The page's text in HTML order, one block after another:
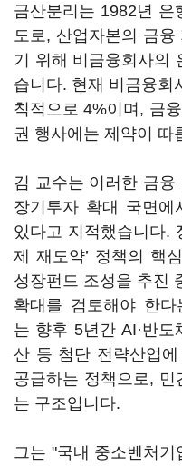
금산분리는 1982년 은
도로, 산업자본의 금
기 위해 비금융회사의
습니다. 현재 비금융회
칙적으로 4%이며, 금
권 행사에는 제약이 따
김 교수는 이러한 금
장기투자 확대 국면에
있다고 지적했습니다.
제 재도약’ 정책의 핵
성장펀드 조성을 추진
확대를 검토해야 한다
는 향후 5년간 AI·반도
산 등 첨단 전략산업
공급하는 정책으로,
는 구조입니다.
그는 "국내 중소벤처